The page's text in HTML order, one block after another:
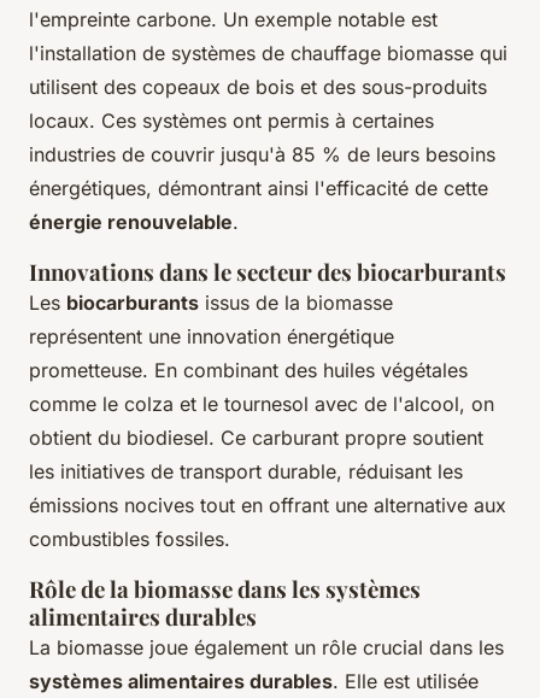
l'empreinte carbone. Un exemple notable est
l'installation de systèmes de chauffage biomasse qui
utilisent des copeaux de bois et des sous-produits
locaux. Ces systèmes ont permis à certaines
industries de couvrir jusqu'à 85 % de leurs besoins
énergétiques, démontrant ainsi l'efficacité de cette
énergie renouvelable.
Innovations dans le secteur des biocarburants
Les biocarburants issus de la biomasse
représentent une innovation énergétique
prometteuse. En combinant des huiles végétales
comme le colza et le tournesol avec de l'alcool, on
obtient du biodiesel. Ce carburant propre soutient
les initiatives de transport durable, réduisant les
émissions nocives tout en offrant une alternative aux
combustibles fossiles.
Rôle de la biomasse dans les systèmes
alimentaires durables
La biomasse joue également un rôle crucial dans les
systèmes alimentaires durables. Elle est utilisée